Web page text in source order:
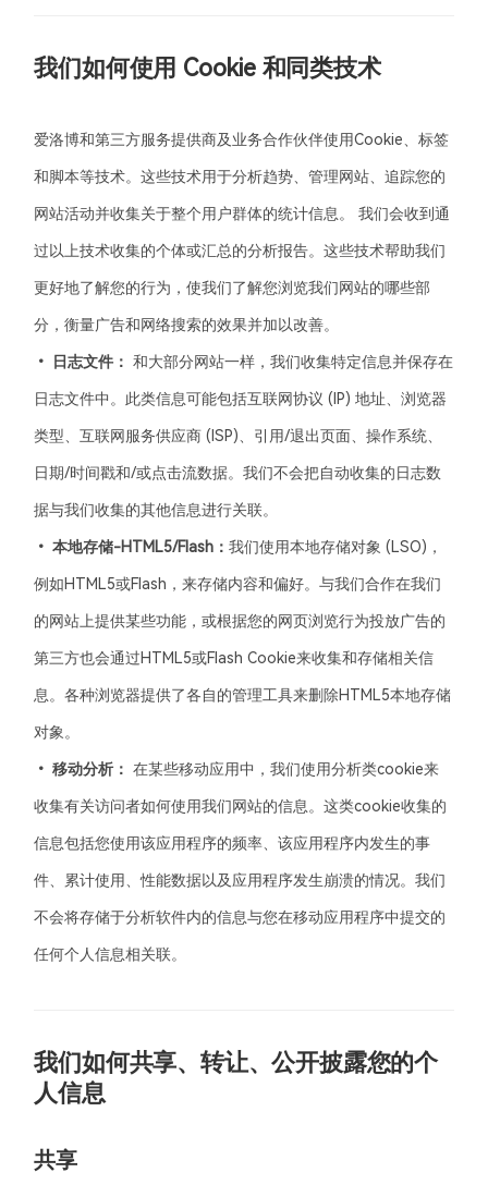
我们如何使用 Cookie 和同类技术
爱洛博和第三方服务提供商及业务合作伙伴使用Cookie、标签
和脚本等技术。这些技术用于分析趋势、管理网站、追踪您的
网站活动并收集关于整个用户群体的统计信息。 我们会收到通
过以上技术收集的个体或汇总的分析报告。这些技术帮助我们
更好地了解您的行为，使我们了解您浏览我们网站的哪些部
分，衡量广告和网络搜索的效果并加以改善。
• 日志文件： 和大部分网站一样，我们收集特定信息并保存在
日志文件中。此类信息可能包括互联网协议 (IP) 地址、浏览器
类型、互联网服务供应商 (ISP)、引用/退出页面、操作系统、
日期/时间戳和/或点击流数据。我们不会把自动收集的日志数
据与我们收集的其他信息进行关联。
• 本地存储-HTML5/Flash：我们使用本地存储对象 (LSO)，
例如HTML5或Flash，来存储内容和偏好。与我们合作在我们
的网站上提供某些功能，或根据您的网页浏览行为投放广告的
第三方也会通过HTML5或Flash Cookie来收集和存储相关信
息。各种浏览器提供了各自的管理工具来删除HTML5本地存储
对象。
• 移动分析： 在某些移动应用中，我们使用分析类cookie来
收集有关访问者如何使用我们网站的信息。这类cookie收集的
信息包括您使用该应用程序的频率、该应用程序内发生的事
件、累计使用、性能数据以及应用程序发生崩溃的情况。我们
不会将存储于分析软件内的信息与您在移动应用程序中提交的
任何个人信息相关联。
我们如何共享、转让、公开披露您的个
人信息
共享